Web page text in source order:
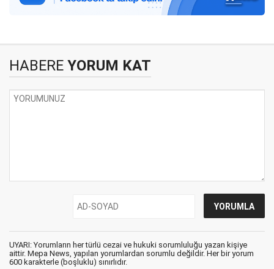
HABERE YORUM KAT
UYARI: Yorumların her türlü cezai ve hukuki sorumluluğu yazan kişiye
aittir. Mepa News, yapılan yorumlardan sorumlu değildir. Her bir yorum
600 karakterle (boşluklu) sınırlıdır.